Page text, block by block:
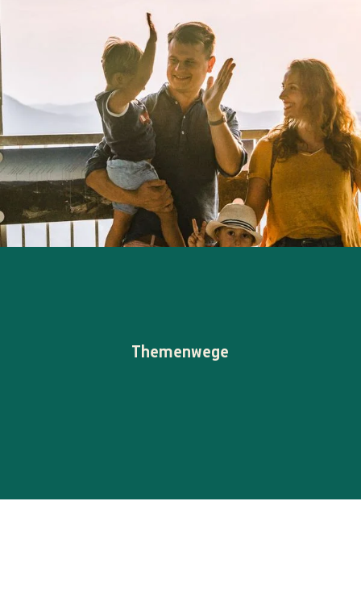
Themenwege